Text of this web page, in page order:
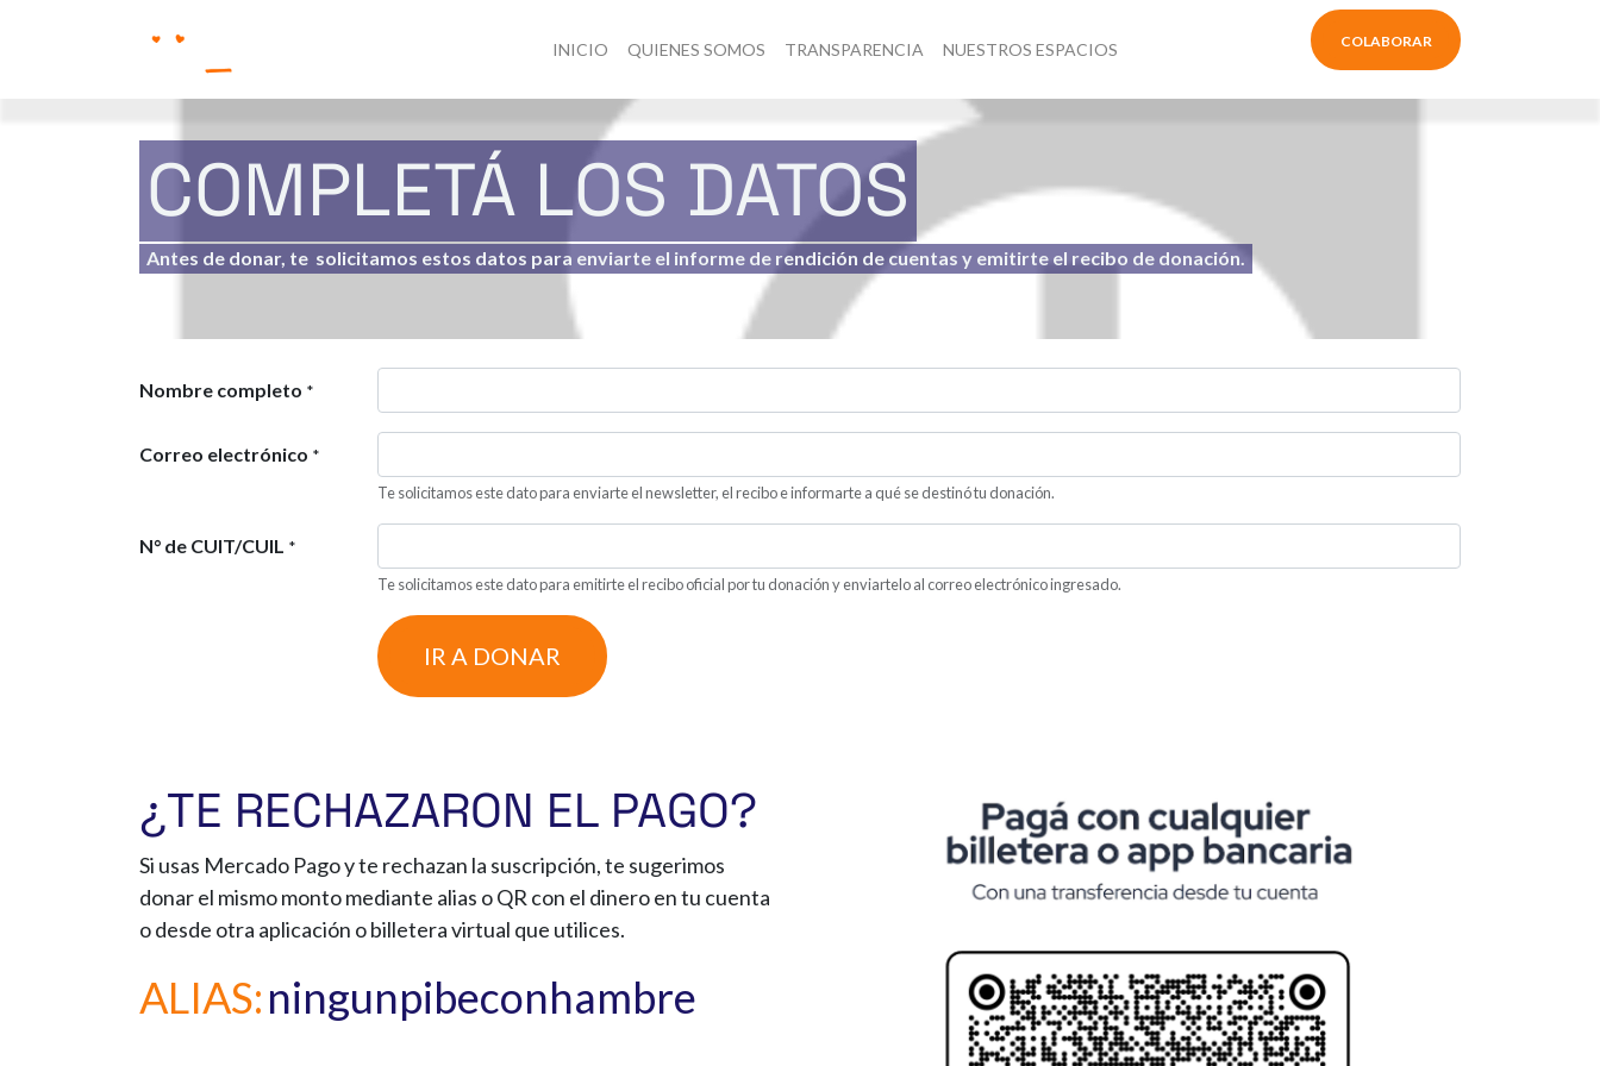
INICIO QUIENES SOMOS TRANSPARENCIA NUESTROS ESPACIOS COLABORAR
COMPLETÁ LOS DATOS
Antes de donar, te solicitamos estos datos para enviarte el informe de rendición de cuentas y emitirte el recibo de donación.
Nombre completo *
Correo electrónico *
Te solicitamos este dato para enviarte el newsletter, el recibo e informarte a qué se destinó tu donación.
N° de CUIT/CUIL
*
Te solicitamos este dato para emitirte el recibo oficial por tu donación y enviartelo al correo electrónico ingresado.
IR A DONAR
¿TE RECHAZARON EL PAGO?
Si usas Mercado Pago y te rechazan la suscripción, te sugerimos
donar el mismo monto mediante alias o QR con el dinero en tu cuenta
o desde otra aplicación o billetera virtual que utilices.
ALIAS:ningunpibeconhambre